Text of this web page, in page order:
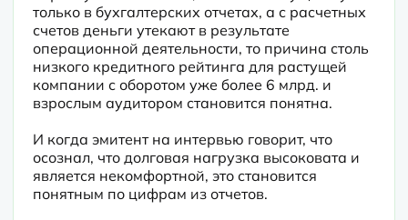
только в бухгалтерских отчетах, а с расчетных
счетов деньги утекают в результате
операционной деятельности, то причина столь
низкого кредитного рейтинга для растущей
компании с оборотом уже более 6 млрд. и
взрослым аудитором становится понятна.
И когда эмитент на интервью говорит, что
осознал, что долговая нагрузка высоковата и
является некомфортной, это становится
понятным по цифрам из отчетов.